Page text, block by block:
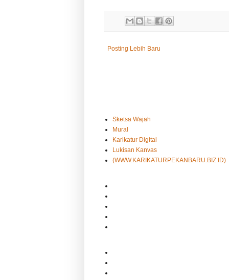
Posting Lebih Baru
Sketsa Wajah
Mural
Karikatur Digital
Lukisan Kanvas
(WWW.KARIKATURPEKANBARU.BIZ.ID)